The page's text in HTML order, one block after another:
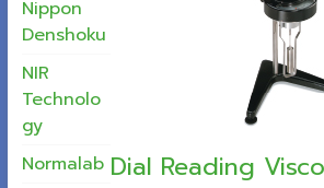
Dial Reading
Nippon
Denshoku
NIR
Technolo
gy
Normalab